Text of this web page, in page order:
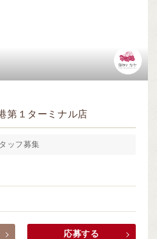
第１ターミナル店
ッフ募集
応募する